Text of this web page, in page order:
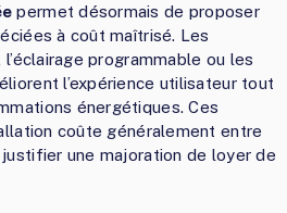
permet désormais de proposer
à coût maîtrisé. Les
programmable ou les
l’expérience utilisateur tout
énergétiques. Ces
coûte généralement entre
une majoration de loyer de